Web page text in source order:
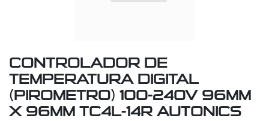
CONTROLADOR DE
TEMPERATURA DIGITAL
(PIROMETRO) 100-240V 96MM
X 96MM TC4L-14R AUTONICS